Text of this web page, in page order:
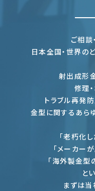
ご相談
日本全国・世界の
射出成形
修理
トラブル再発
金型に関するあら
「老朽化
「メーカー
「海外製金型
と
まずは当